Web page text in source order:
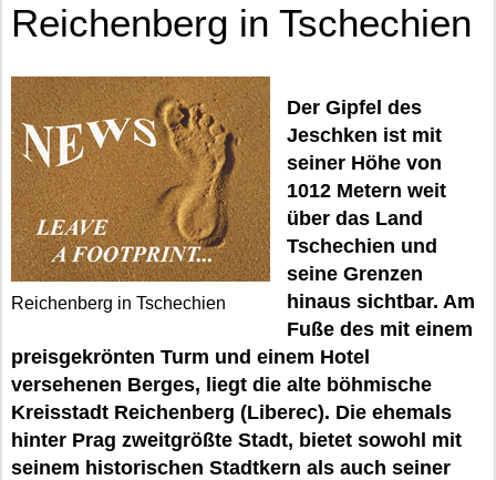
Reichenberg in Tschechien
Reichenberg in Tschechien
Der Gipfel des
Jeschken ist mit
seiner Höhe von
1012 Metern weit
über das Land
Tschechien und
seine Grenzen
hinaus sichtbar. Am
Fuße des mit einem
preisgekrönten Turm und einem Hotel
versehenen Berges, liegt die alte böhmische
Kreisstadt Reichenberg (Liberec). Die ehemals
hinter Prag zweitgrößte Stadt, bietet sowohl mit
seinem historischen Stadtkern als auch seiner